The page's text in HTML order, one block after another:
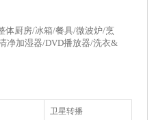
体厨房/冰箱/餐具/微波炉/烹
净加湿器/DVD播放器/洗衣&
卫星转播